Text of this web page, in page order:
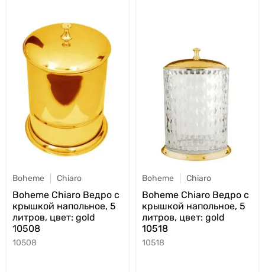
Boheme Chiaro
Boheme Chiaro Ведро с
крышкой напольное, 5
литров, цвет: gold
10508
10508
Boheme Chiaro
Boheme Chiaro Ведро с
крышкой напольное, 5
литров, цвет: gold
10518
10518